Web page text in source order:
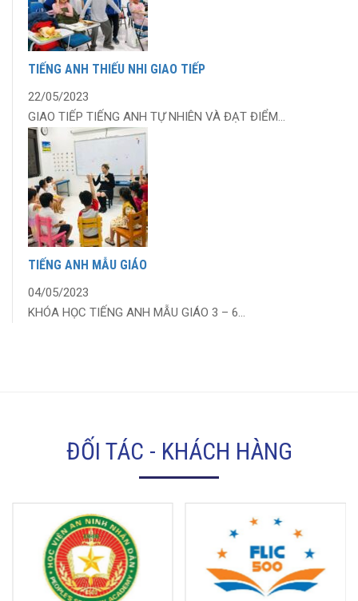
TIẾNG ANH THIẾU NHI GIAO TIẾP
22/05/2023
GIAO TIẾP TIẾNG ANH TỰ NHIÊN VÀ ĐẠT ĐIỂM...
TIẾNG ANH MẪU GIÁO
04/05/2023
KHÓA HỌC TIẾNG ANH MẪU GIÁO 3 – 6...
ĐỐI TÁC - KHÁCH HÀNG